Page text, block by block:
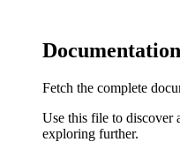
Fetch the complete
Use this file to discover
exploring further.